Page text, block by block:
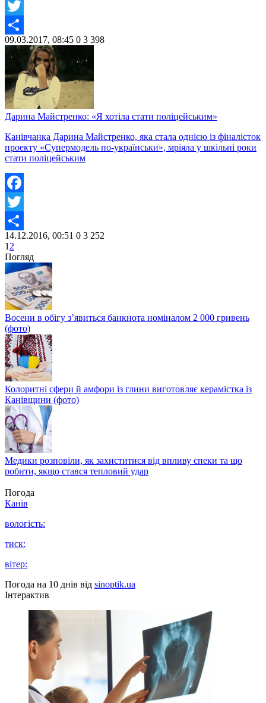
Facebook
Twitter
Share
09.03.2017, 08:45 0 3 398
Дарина Майстренко: «Я хотіла стати поліцейським»
Канівчанка Дарина Майстренко, яка стала однією із фіналісток
проекту «Супермодель по-українськи», мріяла у шкільні роки
стати поліцейським
Facebook
Twitter
Share
14.12.2016, 00:51 0 3 252
1 2
Погляд
Восени в обігу з’явиться банкнота номіналом 2 000 гривень
(фото)
Колоритні сфери й амфори із глини виготовляє керамістка із
Канівщини (фото)
Медики розповіли, як захиститися від впливу спеки та що
робити, якщо стався тепловий удар
Погода
Канів
вологість:
тиск:
вітер:
Погода на 10 днів від sinoptik.ua
Інтерактив